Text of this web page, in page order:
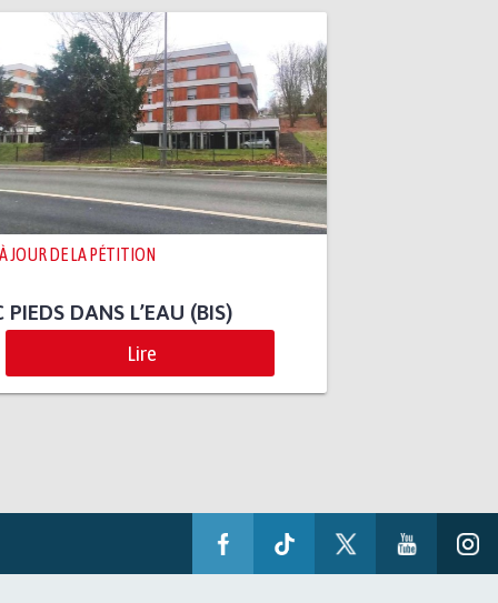
JOUR DE LA PÉTITION
PIEDS DANS L’EAU (BIS)
Lire